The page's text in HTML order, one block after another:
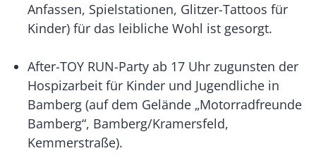
Anfassen, Spielstationen, Glitzer-Tattoos für
Kinder) für das leibliche Wohl ist gesorgt.
After-TOY RUN-Party ab 17 Uhr zugunsten der
Hospizarbeit für Kinder und Jugendliche in
Bamberg (auf dem Gelände „Motorradfreunde
Bamberg“, Bamberg/Kramersfeld,
Kemmerstraße).